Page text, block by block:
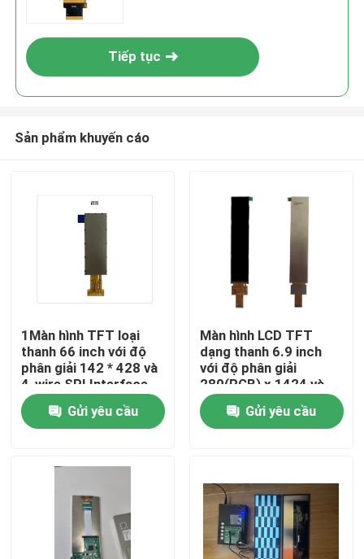
Trang chủ
Chương trình VR
Tiếp tục
Sản phẩm khuyến cáo
1Màn hình TFT loại
thanh 66 inch với độ
phân giải 142 * 428 và
4-wire SPI Interface
Driving IC NV3007
Gửi yêu cầu
Màn hình LCD TFT
dạng thanh 6.9 inch
với độ phân giải
280(RGB) x 1424 và
giao diện MIPI cho
mục đích công nghiệp
Gửi yêu cầu